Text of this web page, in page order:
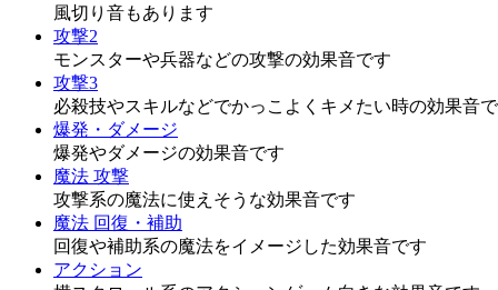
風切り音もあります
攻撃2
モンスターや兵器などの攻撃の効果音です
攻撃3
必殺技やスキルなどでかっこよくキメたい時の効果音
爆発・ダメージ
爆発やダメージの効果音です
魔法 攻撃
攻撃系の魔法に使えそうな効果音です
魔法 回復・補助
回復や補助系の魔法をイメージした効果音です
アクション